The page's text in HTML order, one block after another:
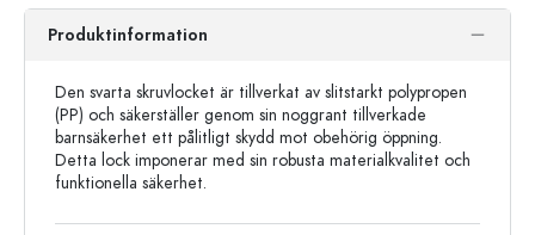
Produktinformation
Den svarta skruvlocket är tillverkat av slitstarkt polypropen
(PP) och säkerställer genom sin noggrant tillverkade
barnsäkerhet ett pålitligt skydd mot obehörig öppning.
Detta lock imponerar med sin robusta materialkvalitet och
funktionella säkerhet.